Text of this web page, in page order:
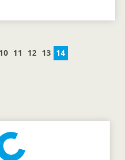
10 11 12 13 14